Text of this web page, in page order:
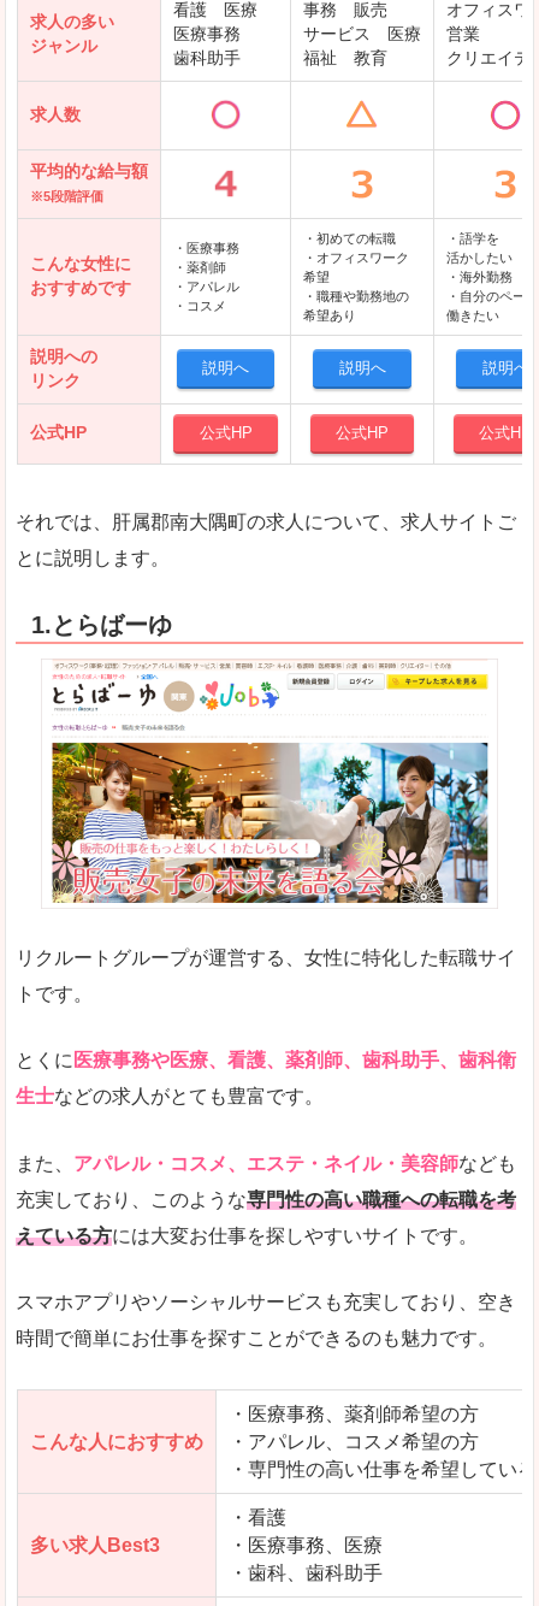
求人の多い
ジャンル
看護 医療
医療事務
歯科助手
事務 販売
サービス 医療
福祉 教育
オフィスワ
営業
クリエイテ
求人数
平均的な給与額
※5段階評価
こんな女性に
おすすめです
・医療事務
・薬剤師
・アパレル
・コスメ
・初めての転職
・オフィスワーク
希望
・職種や勤務地の
希望あり
・語学を
活かしたい
・海外勤務
・自分のペー
働きたい
説明への
リンク
説明へ 説明へ 説明へ
公式HP 公式HP 公式HP 公式HP
それでは、肝属郡南大隅町の求人について、求人サイトご
とに説明します。
1.とらばーゆ
リクルートグループが運営する、女性に特化した転職サイ
トです。
とくに 医療事務や医療、看護、薬剤師、歯科助手、歯科衛
生士などの求人がとても豊富です。
また、 アパレル・コスメ、エステ・ネイル・美容師なども
充実しており、このような専門性の高い職種への転職を考
えている方には大変お仕事を探しやすいサイトです。
スマホアプリやソーシャルサービスも充実しており、空き
時間で簡単にお仕事を探すことができるのも魅力です。
こんな人におすすめ
・医療事務、薬剤師希望の方
・アパレル、コスメ希望の方
・専門性の高い仕事を希望してい
多い求人Best3
・看護
・医療事務、医療
・歯科、歯科助手